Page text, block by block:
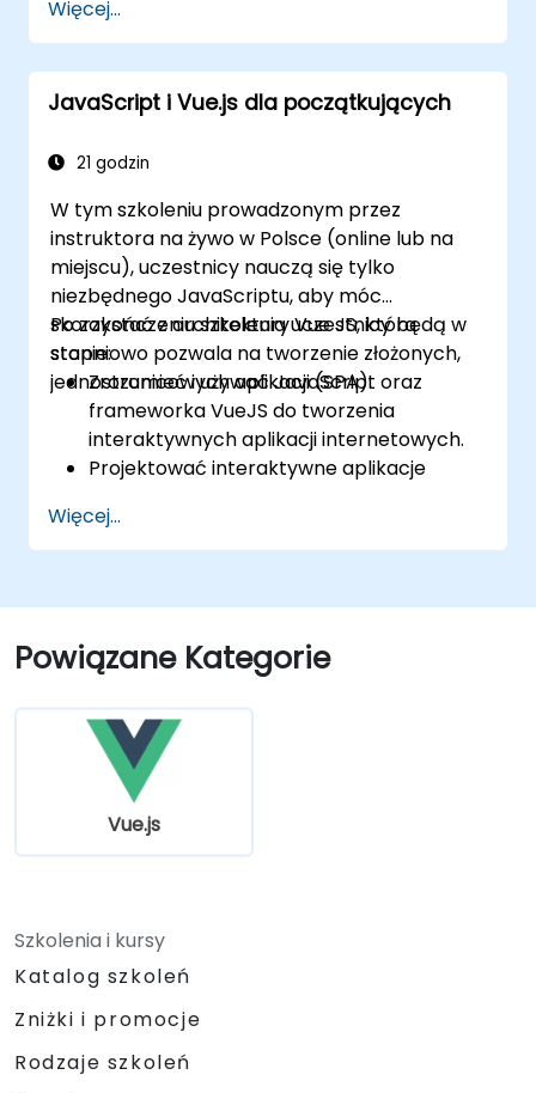
zdarzenia użytkownika.
Pisać modułowy i wielokrotnego użytku
kod.
Stopniowo przekształcać widok w
Integrować VueJS z istniejącą stroną
Wykorzystywać ekosystem Vue do
rozszerzenia możliwości frameworka.
Więcej...
JavaScript i Vue.js dla początkujących
21 godzin
W tym szkoleniu prowadzonym przez
instruktora na żywo w Polsce (online lub na
miejscu), uczestnicy nauczą się tylko
niezbędnego JavaScriptu, aby móc
skorzystać z architektury Vue JS, która
stopniowo pozwala na tworzenie złożonych,
jednostronicowych aplikacji (SPA).
Po zakończeniu szkolenia uczestnicy będą w
stanie:
Zrozumieć i używać JavaScript oraz
frameworka VueJS do tworzenia
interaktywnych aplikacji internetowych.
Projektować interaktywne aplikacje
zdarzenia użytkownika.
Pisać modułowy i wielokrotnie używany
Stopniowo rozwijać widok w pełnoprawną
jednostronicową aplikację.
Więcej...
Powiązane Kategorie
Vue.js
Szkolenia i kursy
Katalog szkoleń
Zniżki i promocje
Rodzaje szkoleń